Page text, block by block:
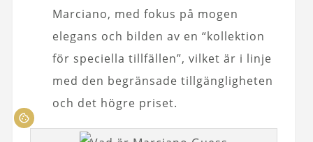
Marciano, med fokus på mogen
elegans och bilden av en “kollektion
för speciella tillfällen”, vilket är i linje
med den begränsade tillgängligheten
och det högre priset.